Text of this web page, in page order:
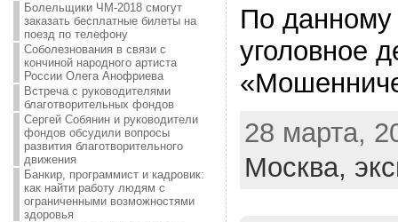
Болельщики ЧМ-2018 смогут
заказать бесплатные билеты на
поезд по телефону
Соболезнования в связи с
кончиной народного артиста
России Олега Анофриева
Встреча с руководителями
благотворительных фондов
Сергей Собянин и руководители
фондов обсудили вопросы
развития благотворительного
движения
Банкир, программист и кадровик:
как найти работу людям с
ограниченными возможностями
здоровья
По данному
уголовное
28 марта,
Москва,